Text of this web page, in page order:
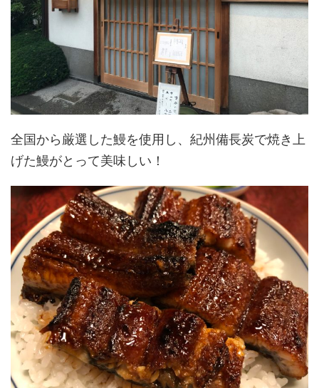
全国から厳選した鰻を使用し、紀州備長炭で焼き上
げた鰻がとって美味しい！